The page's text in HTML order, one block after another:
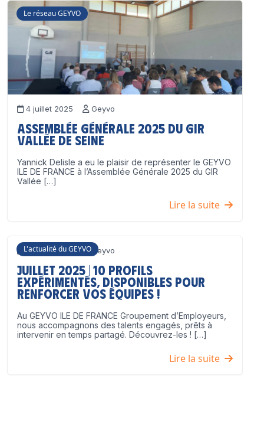
Le réseau GEYVO
4 juillet 2025 Geyvo
Assemblée Générale 2025 du GIR
Vallée de Seine
Yannick Delisle a eu le plaisir de représenter le GEYVO
ILE DE FRANCE à l’Assemblée Générale 2025 du GIR
Vallée […]
Lire la suite
L'actualité du GEYVO
3 juillet 2025 Geyvo
Juillet 2025 | 10 profils
expérimentés, disponibles pour
renforcer vos équipes !
Au GEYVO ILE DE FRANCE Groupement d’Employeurs,
nous accompagnons des talents engagés, prêts à
intervenir en temps partagé. Découvrez-les ! […]
Lire la suite